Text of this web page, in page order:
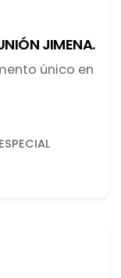
JIMENA.
único en